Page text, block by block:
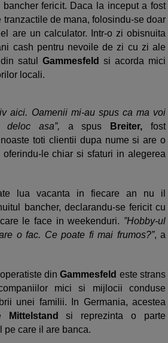
fericit. Daca la inceput a fost
tranzactile de mana, folosindu-se doar
are un calculator. Intr-o zi obisnuita
cash pentru nevoile de zi cu zi ale
satul Gammesfeld si acorda mici
locali.
aici. Oamenii mi-au spus ca ma voi
asa”, a spus Breiter, fost
toti clientii dupa nume si are o
le chiar si sfaturi in alegerea
lua vacanta in fiecare an nu il
bancher, declarandu-se fericit cu
le face in weekenduri. ”Hobby-ul
o fac. Ce poate fi mai frumos?”, a
dinGammesfeld este strans
mici si mijlocii conduse
unei familii. In Germania, acestea
Mittelstand
si reprezinta o parte
pe care il are banca.